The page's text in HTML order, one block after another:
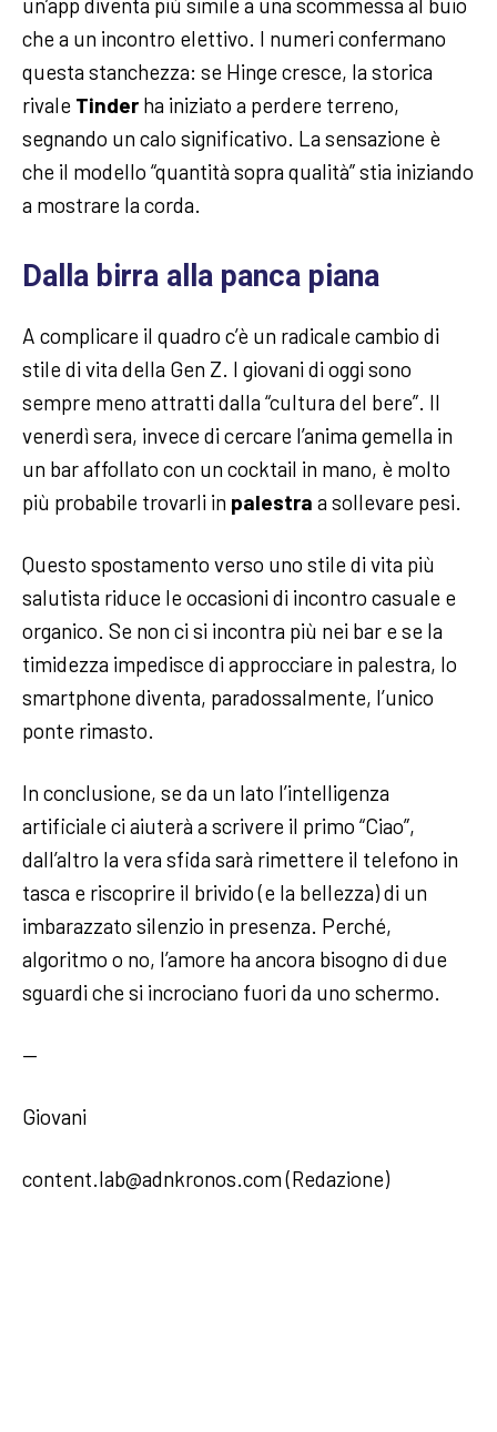
che a un incontro elettivo. I numeri confermano
questa stanchezza: se Hinge cresce, la storica
rivale Tinder ha iniziato a perdere terreno,
segnando un calo significativo. La sensazione è
che il modello “quantità sopra qualità” stia iniziando
a mostrare la corda.
Dalla birra alla panca piana
A complicare il quadro c’è un radicale cambio di
stile di vita della Gen Z. I giovani di oggi sono
sempre meno attratti dalla “cultura del bere”. Il
venerdì sera, invece di cercare l’anima gemella in
un bar affollato con un cocktail in mano, è molto
più probabile trovarli in palestra a sollevare pesi.
Questo spostamento verso uno stile di vita più
salutista riduce le occasioni di incontro casuale e
organico. Se non ci si incontra più nei bar e se la
timidezza impedisce di approcciare in palestra, lo
smartphone diventa, paradossalmente, l’unico
ponte rimasto.
In conclusione, se da un lato l’intelligenza
artificiale ci aiuterà a scrivere il primo “Ciao”,
dall’altro la vera sfida sarà rimettere il telefono in
tasca e riscoprire il brivido (e la bellezza) di un
imbarazzato silenzio in presenza. Perché,
algoritmo o no, l’amore ha ancora bisogno di due
sguardi che si incrociano fuori da uno schermo.
—
Giovani
content.lab@adnkronos.com (Redazione)